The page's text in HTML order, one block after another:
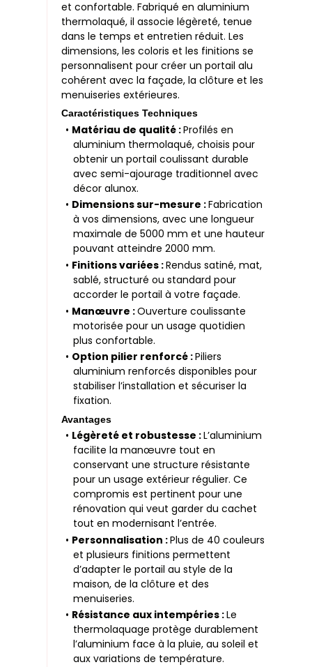
et confortable. Fabriqué en aluminium
thermolaqué, il associe légèreté, tenue
dans le temps et entretien réduit. Les
dimensions, les coloris et les finitions se
personnalisent pour créer un portail alu
cohérent avec la façade, la clôture et les
menuiseries extérieures.
Caractéristiques Techniques
• Matériau de qualité :Profilés en
aluminium thermolaqué, choisis pour
obtenir un portail coulissant durable
avec semi-ajourage traditionnel avec
décor alunox.
• Dimensions sur-mesure :Fabrication
à vos dimensions, avec une longueur
maximale de 5000 mm et une hauteur
pouvant atteindre 2000 mm.
• Finitions variées :Rendus satiné, mat,
sablé, structuré ou standard pour
accorder le portail à votre façade.
• Manœuvre :Ouverture coulissante
motorisée pour un usage quotidien
plus confortable.
• Option pilier renforcé :Piliers
aluminium renforcés disponibles pour
stabiliser l’installation et sécuriser la
fixation.
Avantages
• Légèreté et robustesse :L’aluminium
facilite la manœuvre tout en
conservant une structure résistante
pour un usage extérieur régulier. Ce
compromis est pertinent pour une
rénovation qui veut garder du cachet
tout en modernisant l’entrée.
• Personnalisation :Plus de 40 couleurs
et plusieurs finitions permettent
d’adapter le portail au style de la
maison, de la clôture et des
menuiseries.
• Résistance aux intempéries :Le
thermolaquage protège durablement
l’aluminium face à la pluie, au soleil et
aux variations de température.